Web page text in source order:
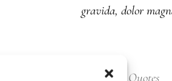
gravida, dolor
Categorie: Quotes